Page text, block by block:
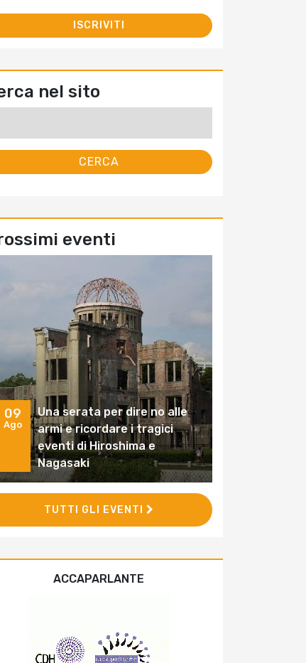
nel sito
eventi
09
Ago
Una serata per dire no alle
armi e ricordare i tragici
eventi di Hiroshima e
Nagasaki
TUTTI GLI EVENTI
ACCAPARLANTE